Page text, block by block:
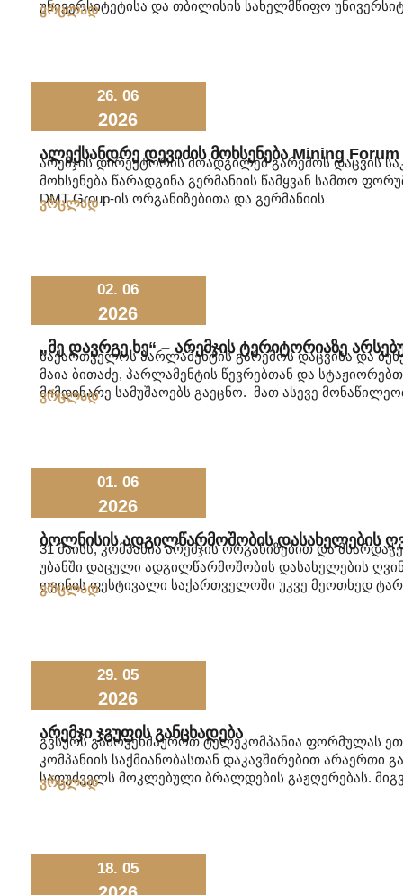
უნივერსიტეტისა და თბილისის სახელმწიფო
ვრცლად
26. 06
2026
Ალექსანდრე Დევიძის Მოხსენება Mining Forum
არემჯის დირექტორის მოადგილემ გარემოს დაცვის
მოხსენება წარადგინა გერმანიის წამყვან სამთო
DMT Group-ის ორგანიზებითა და გერმანიის
ვრცლად
02. 06
2026
„მე Დავრგე Ხე“ – Არემჯის Ტერიტორიაზე
საქართველოს პარლამენტის გარემოს დაცვისა და
მაია ბითაძე, პარლამენტის წევრებთან და
მიმდინარე სამუშაოებს გაეცნო. მათ ასევე
ვრცლად
01. 06
2026
Ბოლნისის Ადგილწარმოშობის Დასახელების
31 მაისს, კომპანია არემჯის ორგანიზებით და
უბანში დაცული ადგილწარმოშობის დასახელების
ღვინის ფესტივალი საქართველოში უკვე მეოთხედ
ვრცლად
29. 05
2026
Არემჯი Ჯგუფის Განცხადება
გვსურს გამოვეხმაუროთ ტელეკომპანია ფორმულას
კომპანიის საქმიანობასთან დაკავშირებით
საფუძველს მოკლებული ბრალდების გაჟღერებას.
ვრცლად
18. 05